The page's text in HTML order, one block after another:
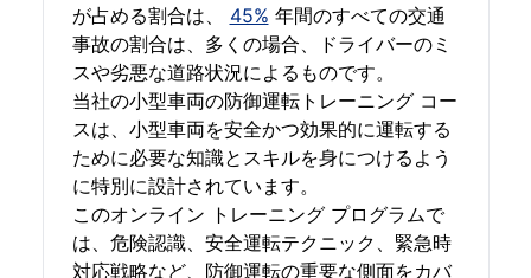
が占める割合は、 45% 年間のすべての交通
事故の割合は、多くの場合、ドライバーのミ
スや劣悪な道路状況によるものです。
当社の小型車両の防御運転トレーニング コー
スは、小型車両を安全かつ効果的に運転する
ために必要な知識とスキルを身につけるよう
に特別に設計されています。
このオンライン トレーニング プログラムで
は、危険認識、安全運転テクニック、緊急時
対応戦略など、防御運転の重要な側面をカバ